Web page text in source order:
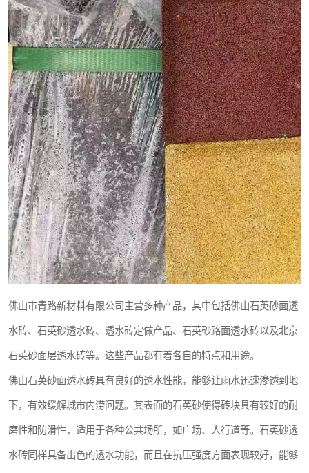
佛山市青路新材料有限公司主营多种产品，其中包括佛山石英砂面透
水砖、石英砂透水砖、透水砖定做产品、石英砂路面透水砖以及北京
石英砂面层透水砖等。这些产品都有着各自的特点和用途。
佛山石英砂面透水砖具有良好的透水性能，能够让雨水迅速渗透到地
下，有效缓解城市内涝问题。其表面的石英砂使得砖块具有较好的耐
磨性和防滑性，适用于各种公共场所，如广场、人行道等。石英砂透
水砖同样具备出色的透水功能，而且在抗压强度方面表现较好，能够